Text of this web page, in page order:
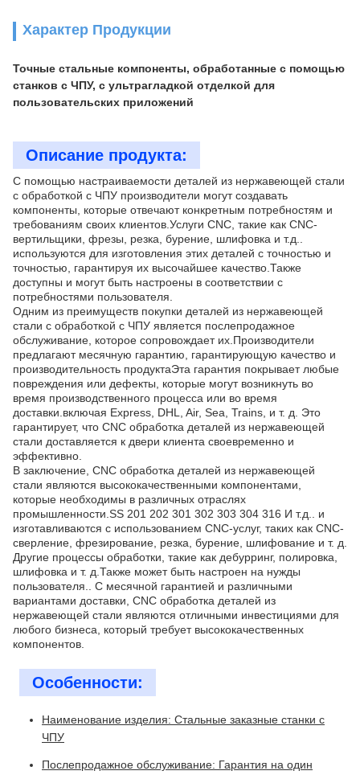
Характер Продукции
Точные стальные компоненты, обработанные с помощью
станков с ЧПУ, с ультрагладкой отделкой для
пользовательских приложений
Описание продукта:
С помощью настраиваемости деталей из нержавеющей стали
с обработкой с ЧПУ производители могут создавать
компоненты, которые отвечают конкретным потребностям и
требованиям своих клиентов.Услуги CNC, такие как CNC-
вертильщики, фрезы, резка, бурение, шлифовка и т.д..
используются для изготовления этих деталей с точностью и
точностью, гарантируя их высочайшее качество.Также
доступны и могут быть настроены в соответствии с
потребностями пользователя.
Одним из преимуществ покупки деталей из нержавеющей
стали с обработкой с ЧПУ является послепродажное
обслуживание, которое сопровождает их.Производители
предлагают месячную гарантию, гарантирующую качество и
производительность продуктаЭта гарантия покрывает любые
повреждения или дефекты, которые могут возникнуть во
время производственного процесса или во время
доставки.включая Express, DHL, Air, Sea, Trains, и т. д. Это
гарантирует, что CNC обработка деталей из нержавеющей
стали доставляется к двери клиента своевременно и
эффективно.
В заключение, CNC обработка деталей из нержавеющей
стали являются высококачественными компонентами,
которые необходимы в различных отраслях
промышленности.SS 201 202 301 302 303 304 316 И т.д.. и
изготавливаются с использованием CNC-услуг, таких как CNC-
сверление, фрезирование, резка, бурение, шлифование и т. д.
Другие процессы обработки, такие как дебурринг, полировка,
шлифовка и т. д.Также может быть настроен на нужды
пользователя.. С месячной гарантией и различными
вариантами доставки, CNC обработка деталей из
нержавеющей стали являются отличными инвестициями для
любого бизнеса, который требует высококачественных
компонентов.
Особенности:
Наименование изделия: Стальные заказные станки с
ЧПУ
Послепродажное обслуживание: Гарантия на один